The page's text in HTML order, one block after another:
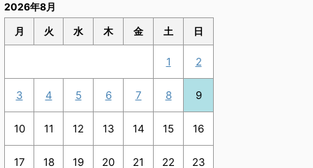
2026年8月
月 火 水 木 金 土 日
1 2
3 4 5 6 7 8 9
10 11 12 13 14 15 16
17 18 19 20 21 22 23